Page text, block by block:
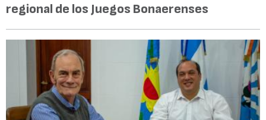
regional de los Juegos Bonaerenses